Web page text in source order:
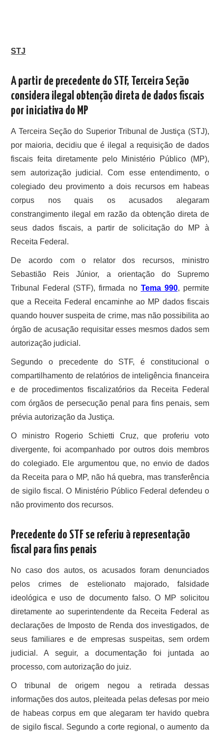
STJ
A partir de precedente do STF, Terceira Seção
considera ilegal obtenção direta de dados fiscais
por iniciativa do MP
​A Terceira Seção do Superior Tribunal de Justiça (STJ),
por maioria, decidiu que é ilegal a requisição de dados
fiscais feita diretamente pelo Ministério Público (MP),
sem autorização judicial. Com esse entendimento, o
colegiado deu provimento a dois recursos em habeas
corpus nos quais os acusados alegaram
constrangimento ilegal em razão da obtenção direta de
seus dados fiscais, a partir de solicitação do MP à
Receita Federal.
De acordo com o relator dos recursos, ministro
Sebastião Reis Júnior, a orientação do Supremo
Tribunal Federal (STF), firmada no Tema 990, permite
que a Receita Federal encaminhe ao MP dados fiscais
quando houver suspeita de crime, mas não possibilita ao
órgão de acusação requisitar esses mesmos dados sem
autorização judicial.
Segundo o precedente do STF, é constitucional o
compartilhamento de relatórios de inteligência financeira
e de procedimentos fiscalizatórios da Receita Federal
com órgãos de persecução penal para fins penais, sem
prévia autorização da Justiça.
O ministro Rogerio Schietti Cruz, que proferiu voto
divergente, foi acompanhado por outros dois membros
do colegiado. Ele argumentou que, no envio de dados
da Receita para o MP, não há quebra, mas transferência
de sigilo fiscal. O Ministério Público Federal defendeu o
não provimento dos recursos.
Precedente do STF se referiu à representação
fiscal para fins penais
No caso dos autos, os acusados foram denunciados
pelos crimes de estelionato majorado, falsidade
ideológica e uso de documento falso. O MP solicitou
diretamente ao superintendente da Receita Federal as
declarações de Imposto de Renda dos investigados, de
seus familiares e de empresas suspeitas, sem ordem
judicial. A seguir, a documentação foi juntada ao
processo, com autorização do juiz.
O tribunal de origem negou a retirada dessas
informações dos autos, pleiteada pelas defesas por meio
de habeas corpus em que alegaram ter havido quebra
de sigilo fiscal. Segundo a corte regional, o aumento da